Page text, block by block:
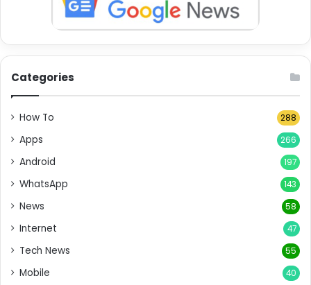
Categories
How To 288
Apps 266
Android 197
WhatsApp 143
News 58
Internet 47
Tech News 55
Mobile 40